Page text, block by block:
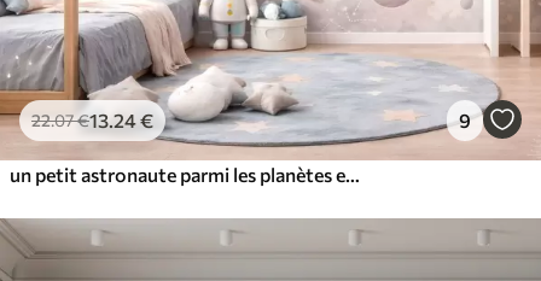
22.07€13.24€ 9